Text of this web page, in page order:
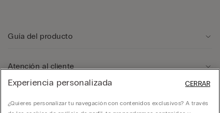
Guía del producto
Atención al cliente
Experiencia personalizada
¿Quieres personalizar tu navegación con contenidos exclusivos? A través
CERRAR